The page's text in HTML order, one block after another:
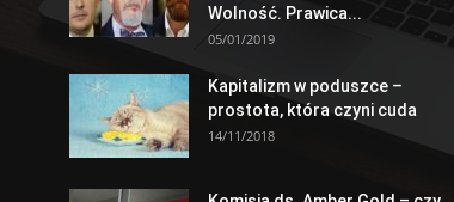
Wolność. Prawica...
05/01/2019
Kapitalizm w poduszce –
prostota, która czyni cuda
14/11/2018